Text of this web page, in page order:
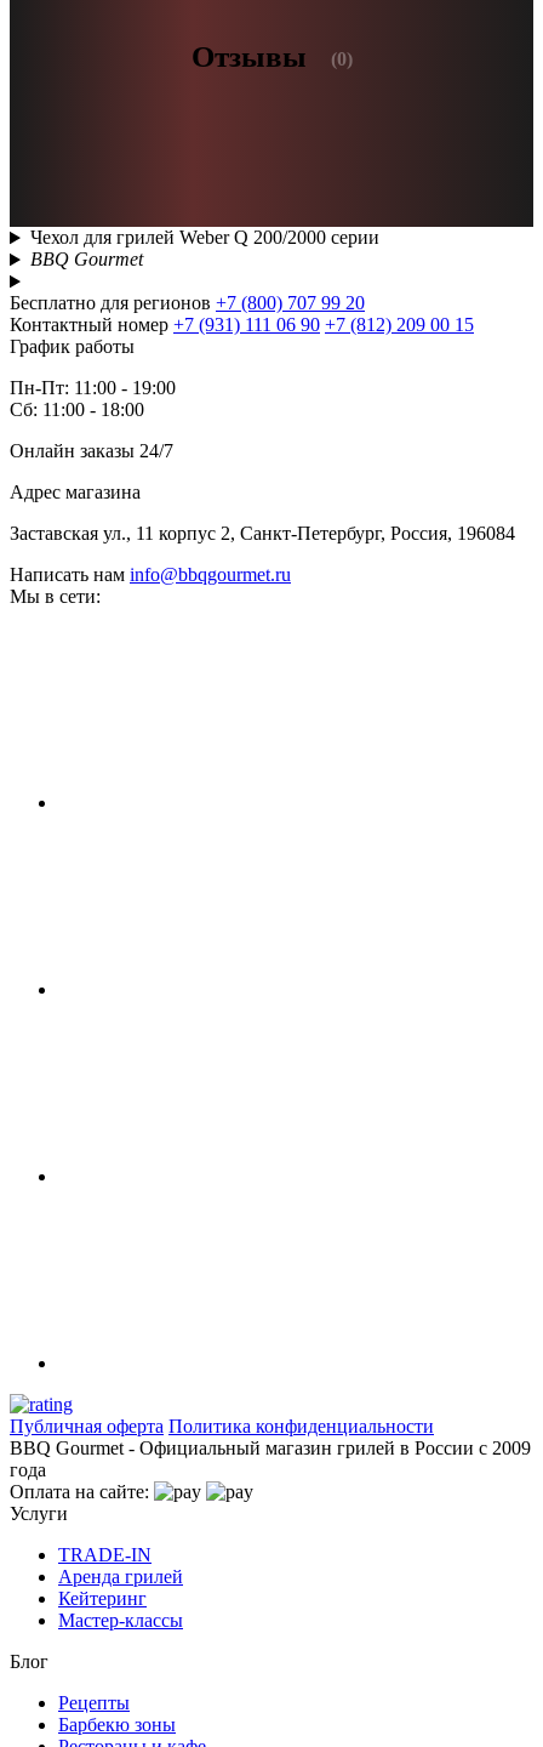
Отзывы (0)
Чехол для грилей Weber Q 200/2000 серии
BBQ Gourmet
Бесплатно для регионов +7 (800) 707 99 20
Контактный номер +7 (931) 111 06 90 +7 (812) 209 00 15
График работы
Пн-Пт: 11:00 - 19:00
Сб: 11:00 - 18:00
Онлайн заказы 24/7
Адрес магазина
Заставская ул., 11 корпус 2, Санкт-Петербург, Россия, 196084
Написать нам info@bbqgourmet.ru
Мы в сети:
Публичная оферта Политика конфиденциальности
BBQ Gourmet - Официальный магазин грилей в России с 2009
года
Оплата на сайте:
Услуги
TRADE-IN
Аренда грилей
Кейтеринг
Мастер-классы
Блог
Рецепты
Барбекю зоны